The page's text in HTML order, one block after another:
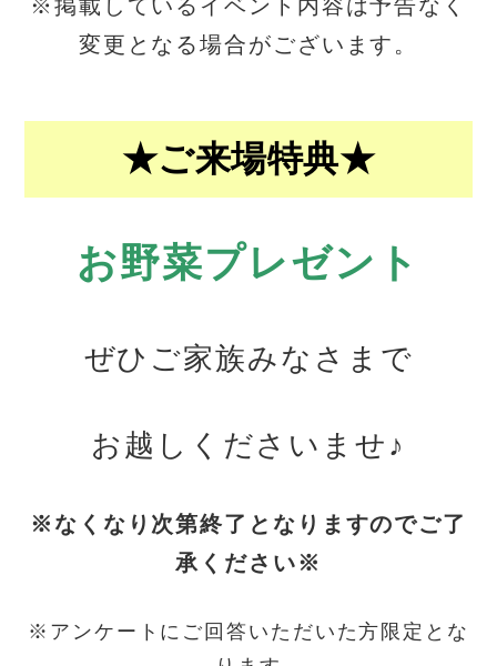
※掲載しているイベント内容は予告なく
変更となる場合がございます。
★ご来場特典★
お野菜プレゼント
ぜひご家族みなさまで
お越しくださいませ♪
※なくなり次第終了となりますのでご了
承ください※
※アンケートにご回答いただいた方限定とな